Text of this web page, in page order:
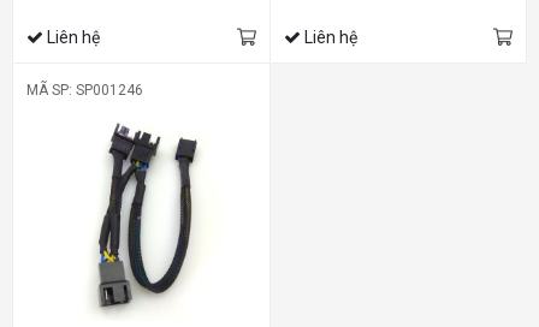
Liên hệ Liên hệ
MÃ SP: SP001246